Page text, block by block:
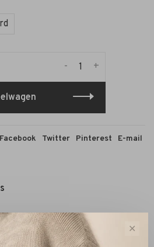
+
-
Facebook Twitter Pinterest E-mail
is een tijdloze en elegante
✕